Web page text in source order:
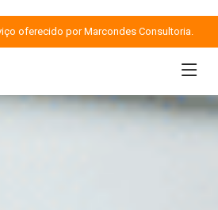
oferecido por Marcondes Consultoria.